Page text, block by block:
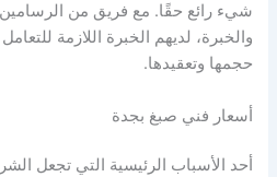
شيء رائع حقًا. مع فريق من الرسامين
والخبرة، لديهم الخبرة اللازمة
حجمها وتعقيدها.
أسعار فني صبغ بجدة
أحد الأسباب الرئيسية التي تجعل